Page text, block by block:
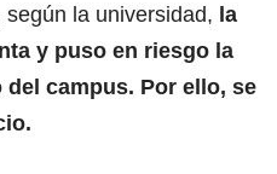
la universidad, la
y puso en riesgo la
del campus. Por ello, se